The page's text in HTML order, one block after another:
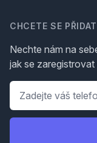
CHCETE SE
Nechte nám na
jak se
Telefon